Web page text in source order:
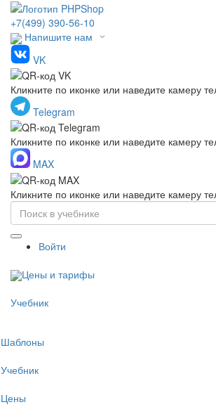
+7(499) 390-56-10
Напишите нам
VK
Кликните по иконке или наведите камеру
Telegram
Кликните по иконке или наведите камеру
MAX
Кликните по иконке или наведите камеру
Войти
Цены и тарифы
Учебник
Шаблоны
Учебник
Цены